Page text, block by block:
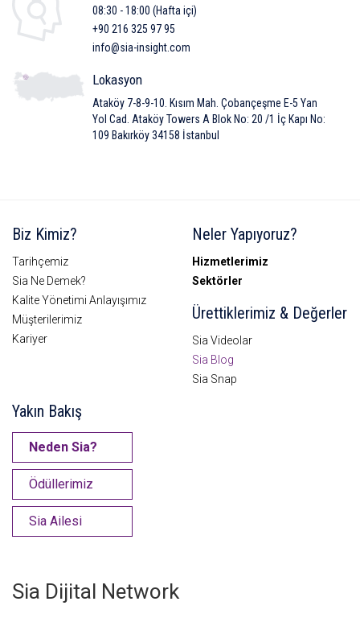
08:30 - 18:00 (Hafta içi)
+90 216 325 97 95
info@sia-insight.com
Lokasyon
Ataköy 7-8-9-10. Kısım Mah. Çobançeşme E-5 Yan
Yol Cad. Ataköy Towers A Blok No: 20 /1 İç Kapı No:
109 Bakırköy 34158 İstanbul
Biz Kimiz?
Tarihçemiz
Sia Ne Demek?
Kalite Yönetimi Anlayışımız
Müşterilerimiz
Kariyer
Neler Yapıyoruz?
Hizmetlerimiz
Sektörler
Ürettiklerimiz & Değerler
Sia Videolar
Sia Blog
Sia Snap
Yakın Bakış
Neden Sia?
Ödüllerimiz
Sia Ailesi
Sia Dijital Network